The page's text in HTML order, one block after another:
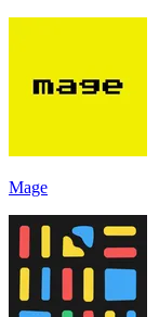
Mage